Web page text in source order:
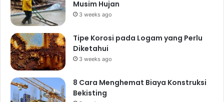
Musim Hujan
3 weeks ago
Tipe Korosi pada Logam yang Perlu
Diketahui
3 weeks ago
8 Cara Menghemat Biaya Konstruksi
Bekisting